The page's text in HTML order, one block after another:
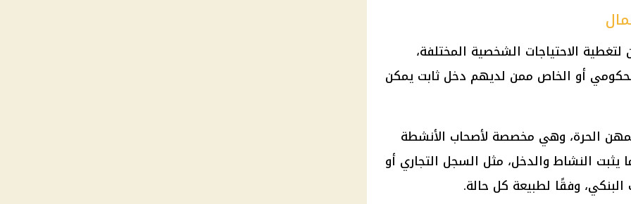
الاحتياجات الشخصية المختلفة،
أو الخاص ممن لديهم دخل ثابت يمكن
الحرة، وهي مخصصة لأصحاب الأنشطة
يثبت النشاط والدخل، مثل السجل التجاري أو
وفقًا لطبيعة كل حالة.